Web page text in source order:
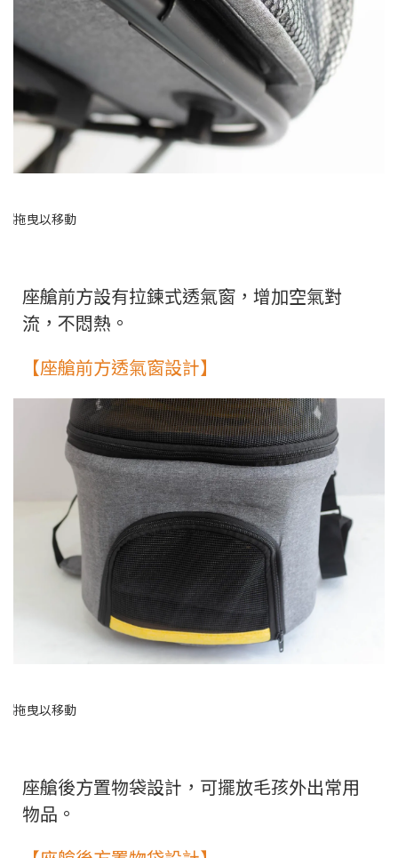
座艙前方設有拉鍊式透氣窗，增加空氣對
流，不悶熱。
【座艙前方透氣窗設計】
座艙後方置物袋設計，可擺放毛孩外出常用
物品。